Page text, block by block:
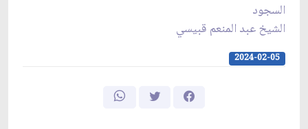
السجود
الشيخ عبد المنعم قبيسي
2024-02-05